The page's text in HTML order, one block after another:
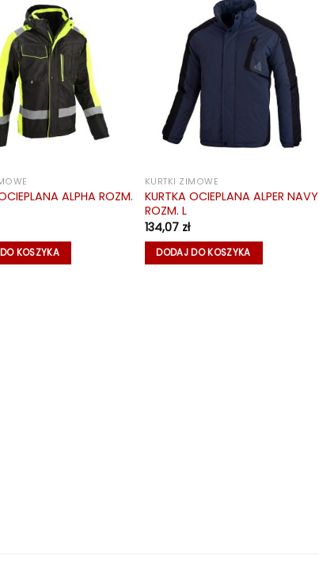
ALPHA ROZM.
KOSZYKA
KURTKI ZIMOWE
KURTKA OCIEPLANA ALPER NAVY
ROZM. L
134,07 zł
DODAJ DO KOSZYKA